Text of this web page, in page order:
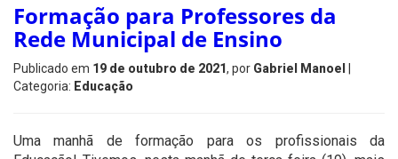
Formação para Professores da
Rede Municipal de Ensino
Publicado em 19 de outubro de 2021, por Gabriel Manoel
Categoria: Educação
Uma manhã de formação para os profissionais da